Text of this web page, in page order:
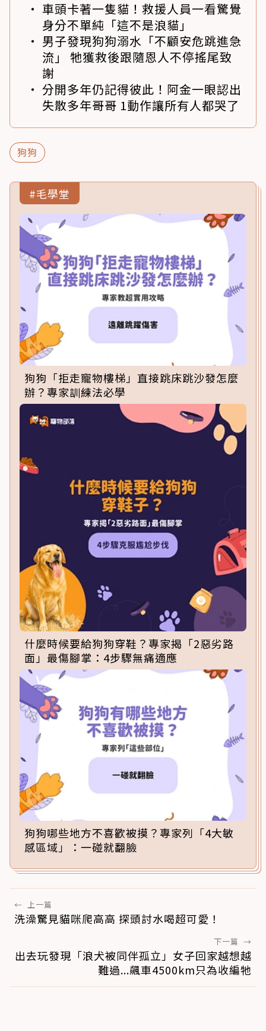
車頭卡著一隻貓！救援人員一看驚覺
身分不單純「這不是浪貓」
男子發現狗狗溺水「不顧安危跳進急
流」 牠獲救後跟隨恩人不停搖尾致
謝
分開多年仍記得彼此！阿金一眼認出
失散多年哥哥 1動作讓所有人都哭了
狗狗
#毛學堂
狗狗「拒走寵物樓梯」直接跳床跳沙發怎麼
辦？專家訓練法必學
什麼時候要給狗狗穿鞋？專家揭「2惡劣路
面」最傷腳掌：4步驟無痛適應
狗狗哪些地方不喜歡被摸？專家列「4大敏
感區域」：一碰就翻臉
← 上一篇
洗澡驚見貓咪爬高高 探頭討水喝超可愛！
下一篇 →
出去玩發現「浪犬被同伴孤立」女子回家越想越
難過...飆車4500km只為收編牠